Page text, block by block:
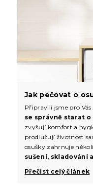
Jak pečovat o
Připravili jsme pro
se správně starat o
zvyšují komfort a
prodlužují životnost
osušky zahrnuje
sušení, skladování
Přečíst celý článek